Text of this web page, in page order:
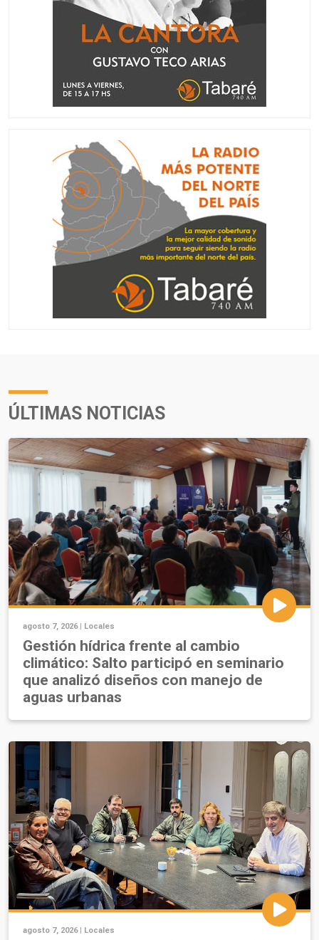
ÚLTIMAS NOTICIAS
agosto 7, 2026 | Locales
Gestión hídrica frente al cambio
climático: Salto participó en seminario
que analizó diseños con manejo de
aguas urbanas
agosto 7, 2026 | Locales